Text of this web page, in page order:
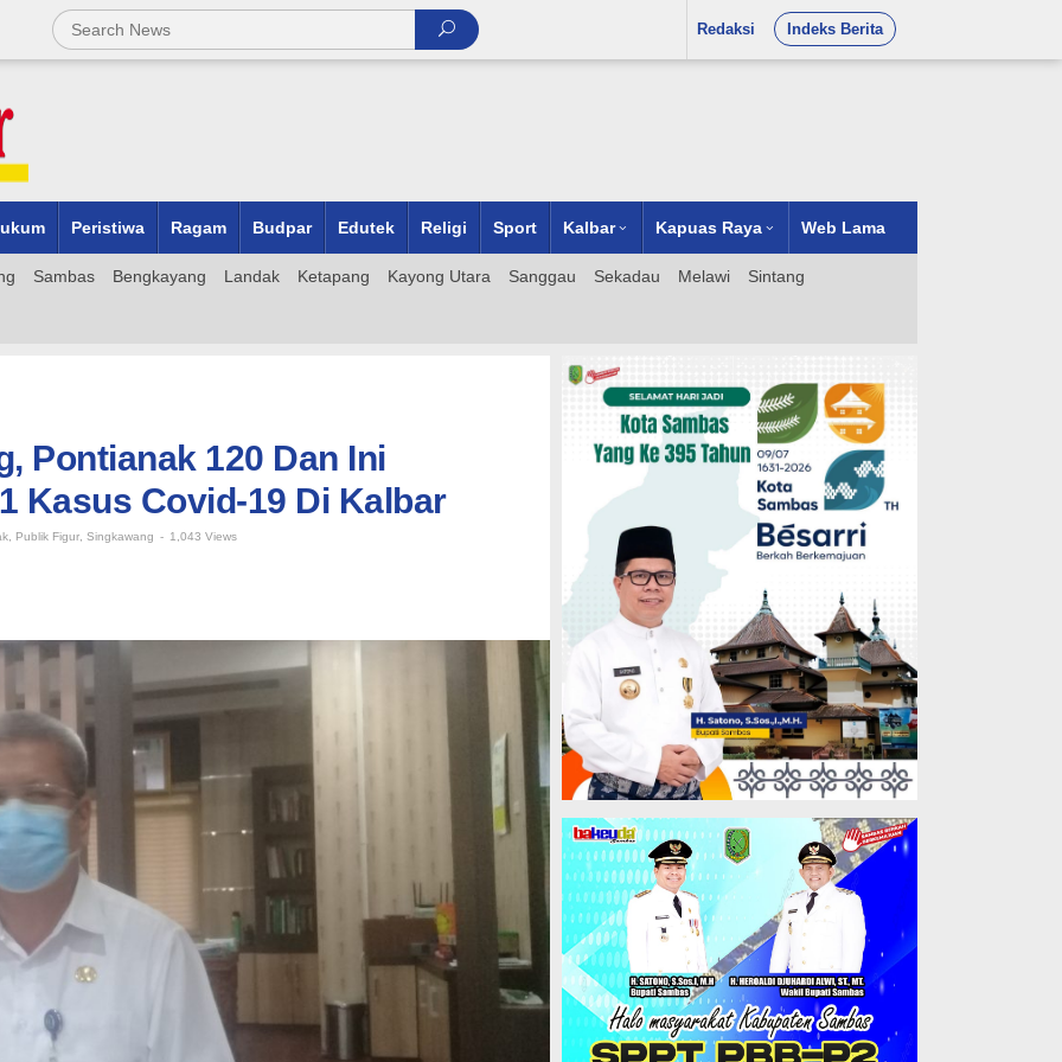
Redaksi Indeks Berita
Peristiwa Ragam Budpar Edutek Religi Sport Kalbar Kapuas Raya Web Lama
Sambas Bengkayang Landak Ketapang Kayong Utara Sanggau Sekadau Melawi Sintang
Pontianak 120 Dan Ini
Kasus Covid-19 Di Kalbar
Publik Figur Singkawang - 1,043 Views